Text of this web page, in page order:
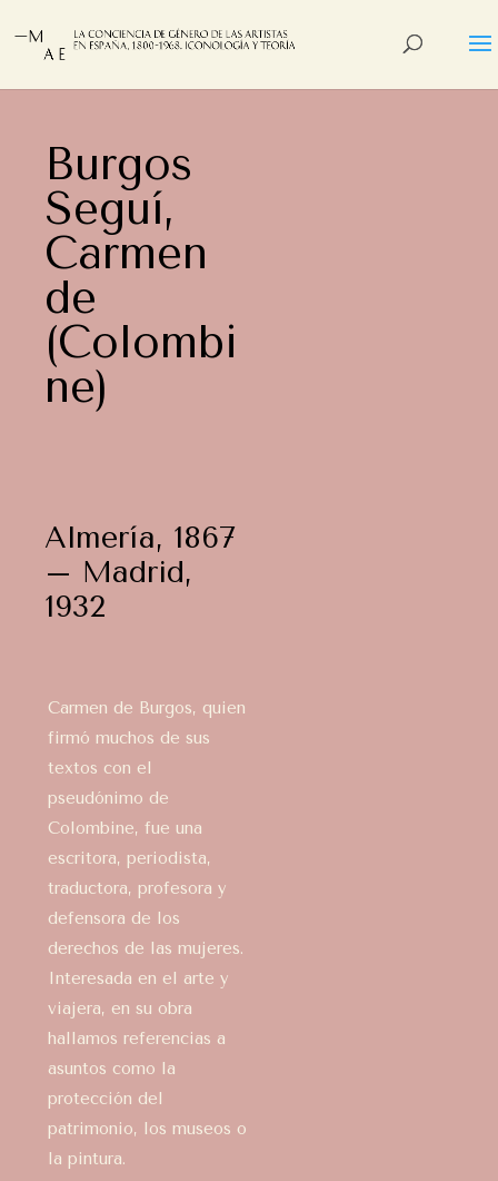
Burgos
Seguí,
Carmen
de
(Colombi
ne)
Almería, 1867
– Madrid,
1932
Carmen de Burgos, quien
firmó muchos de sus
textos con el
pseudónimo de
Colombine, fue una
escritora, periodista,
traductora, profesora y
defensora de los
derechos de las mujeres.
Interesada en el arte y
viajera, en su obra
hallamos referencias a
asuntos como la
protección del
patrimonio, los museos o
la pintura.